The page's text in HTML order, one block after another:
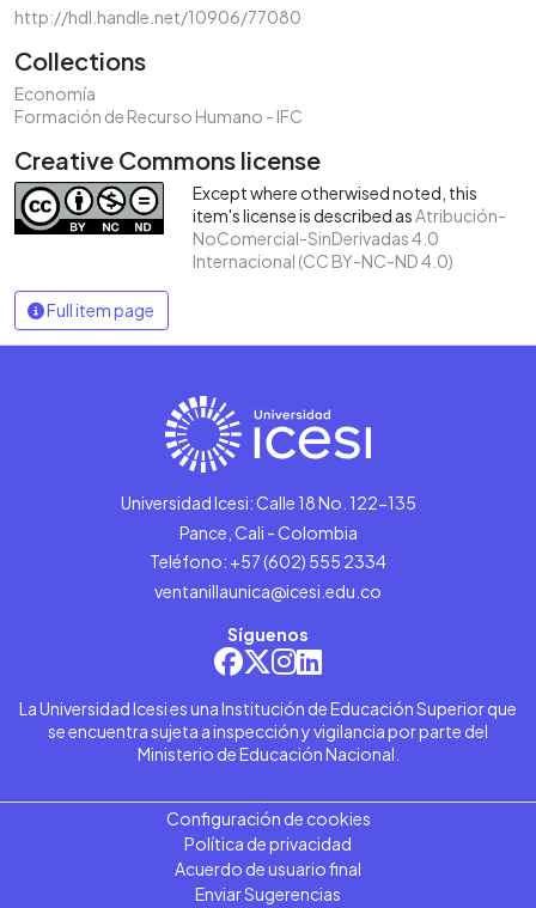
http://hdl.handle.net/10906/77080
Collections
Economía
Formación de Recurso Humano - IFC
Creative Commons license
Except where otherwised noted, this
item's license is described asAtribución-
NoComercial-SinDerivadas 4.0
Internacional (CC BY-NC-ND 4.0)
Full item page
Universidad Icesi: Calle 18 No. 122-135
Pance, Cali - Colombia
Teléfono: +57 (602) 555 2334
ventanillaunica@icesi.edu.co
Síguenos
La Universidad Icesi es una Institución de Educación Superior que
se encuentra sujeta a inspección y vigilancia por parte del
Ministerio de Educación Nacional.
Configuración de cookies
Política de privacidad
Acuerdo de usuario final
Enviar Sugerencias